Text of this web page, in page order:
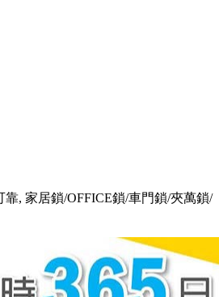
靠, 家居鎖/OFFICE鎖/車門鎖/夾萬鎖/